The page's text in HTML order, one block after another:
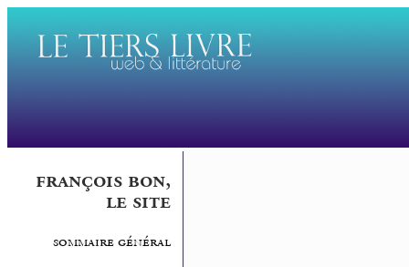
françois bon,
le site
sommaire général